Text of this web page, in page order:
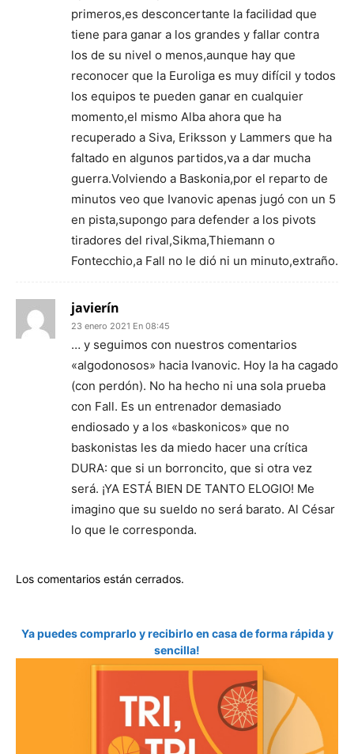
primeros,es desconcertante la facilidad que
tiene para ganar a los grandes y fallar contra
los de su nivel o menos,aunque hay que
reconocer que la Euroliga es muy difícil y todos
los equipos te pueden ganar en cualquier
momento,el mismo Alba ahora que ha
recuperado a Siva, Eriksson y Lammers que ha
faltado en algunos partidos,va a dar mucha
guerra.Volviendo a Baskonia,por el reparto de
minutos veo que Ivanovic apenas jugó con un 5
en pista,supongo para defender a los pivots
tiradores del rival,Sikma,Thiemann o
Fontecchio,a Fall no le dió ni un minuto,extraño.
javierín
23 enero 2021 En 08:45
… y seguimos con nuestros comentarios
«algodonosos» hacia Ivanovic. Hoy la ha cagado
(con perdón). No ha hecho ni una sola prueba
con Fall. Es un entrenador demasiado
endiosado y a los «baskonicos» que no
baskonistas les da miedo hacer una crítica
DURA: que si un borroncito, que si otra vez
será. ¡YA ESTÁ BIEN DE TANTO ELOGIO! Me
imagino que su sueldo no será barato. Al César
lo que le corresponda.
Los comentarios están cerrados.
Ya puedes comprarlo y recibirlo en casa de forma rápida y
sencilla!